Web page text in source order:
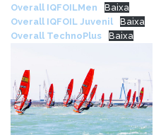
Overall IQFOILMen
Baixa
Overall IQFOIL Juvenil
Baixa
Overall TechnoPlus
Baixa